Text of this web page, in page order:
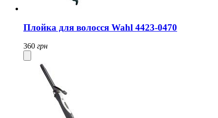
Плойка для волосся Wahl 4423-0470
360 грн